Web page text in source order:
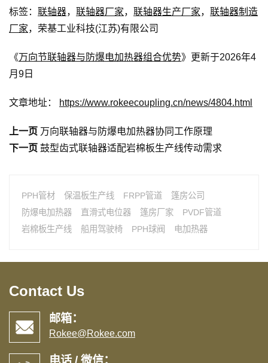
标签： 联轴器， 联轴器厂家， 联轴器生产厂家， 联轴器制造
厂家，荣基工业科技(江苏)有限公司
《万向节联轴器与防爆电加热器组合优势》更新于2026年4
月9日
文章地址： https://www.rokeecoupling.cn/news/4804.html
上一页 万向联轴器与防爆电加热器协同工作原理
下一页 鼓型齿式联轴器适配岩棉板生产线传动需求
PPH管材 保温板生产线 FRPP管道
篷房公司
防爆电加热器
直滑式电位器 篷房厂家
PVDF管道
岩棉板生产线
船用驾驶椅 PPH球阀 电加热器
Contact Us
邮箱：
Rokee@Rokee.com